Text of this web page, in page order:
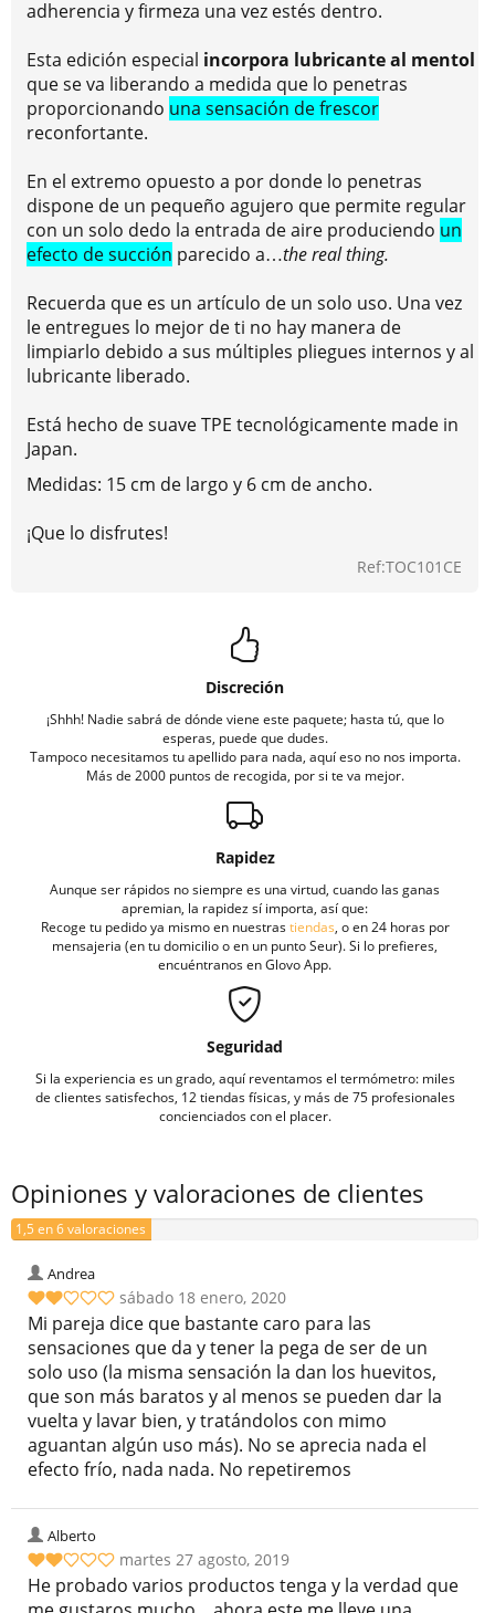
adherencia y firmeza una vez estés dentro.
Esta edición especial incorpora lubricante al mentol
que se va liberando a medida que lo penetras
proporcionando una sensación de frescor
reconfortante.
En el extremo opuesto a por donde lo penetras
dispone de un pequeño agujero que permite regular
con un solo dedo la entrada de aire produciendo un
efecto de succión parecido a…the real thing.
Recuerda que es un artículo de un solo uso. Una vez
le entregues lo mejor de ti no hay manera de
limpiarlo debido a sus múltiples pliegues internos y al
lubricante liberado.
Está hecho de suave TPE tecnológicamente made in
Japan.
Medidas: 15 cm de largo y 6 cm de ancho.
¡Que lo disfrutes!
Ref:TOC101CE
Discreción
¡Shhh! Nadie sabrá de dónde viene este paquete; hasta tú, que lo
esperas, puede que dudes.
Tampoco necesitamos tu apellido para nada, aquí eso no nos importa.
Más de 2000 puntos de recogida, por si te va mejor.
Rapidez
Aunque ser rápidos no siempre es una virtud, cuando las ganas
apremian, la rapidez sí importa, así que:
Recoge tu pedido ya mismo en nuestrastiendas, o en 24 horas por
mensajeria (en tu domicilio o en un punto Seur). Si lo prefieres,
encuéntranos en Glovo App.
Seguridad
Si la experiencia es un grado, aquí reventamos el termómetro: miles
de clientes satisfechos, 12 tiendas físicas, y más de 75 profesionales
concienciados con el placer.
Opiniones y valoraciones de clientes
1,5 en 6 valoraciones
Andrea
sábado 18 enero, 2020
Mi pareja dice que bastante caro para las
sensaciones que da y tener la pega de ser de un
solo uso (la misma sensación la dan los huevitos,
que son más baratos y al menos se pueden dar la
vuelta y lavar bien, y tratándolos con mimo
aguantan algún uso más). No se aprecia nada el
efecto frío, nada nada. No repetiremos
Alberto
martes 27 agosto, 2019
He probado varios productos tenga y la verdad que